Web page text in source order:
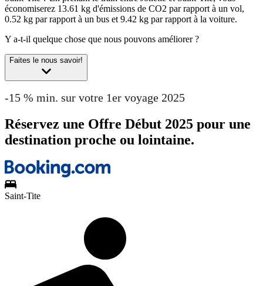
économiserez 13.61 kg d'émissions de CO2 par rapport à un vol,
0.52 kg par rapport à un bus et 9.42 kg par rapport à la voiture.
Y a-t-il quelque chose que nous pouvons améliorer ?
Faites le nous savoir!
-15 % min. sur votre 1er voyage 2025
Réservez une Offre Début 2025 pour une
destination proche ou lointaine.
Saint-Tite